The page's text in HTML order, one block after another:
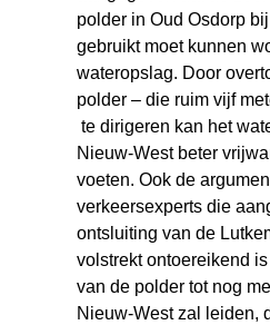
polder in Oud Osdorp
gebruikt moet kunnen
wateropslag. Door
polder – die ruim vijf
te dirigeren kan het
Nieuw-West beter
voeten. Ook de
verkeersexperts die
ontsluiting van de
volstrekt ontoereikend
van de polder tot nog
Nieuw-West zal leiden,